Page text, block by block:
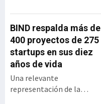
extrajo tras más
BIND respalda más de
400 proyectos de 275
startups en sus diez
años de vida
Una relevante
representación de la